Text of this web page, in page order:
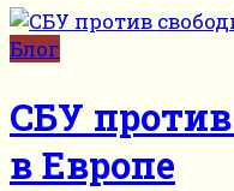
Блог
СБУ
в Европе